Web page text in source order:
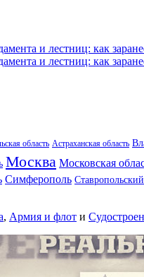
и лестниц: как
и лестниц: как
область Астраханская область
Москва Московская
Симферополь
, Армия и флот и